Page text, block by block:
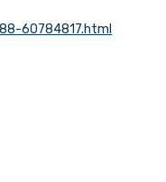
60784817.html